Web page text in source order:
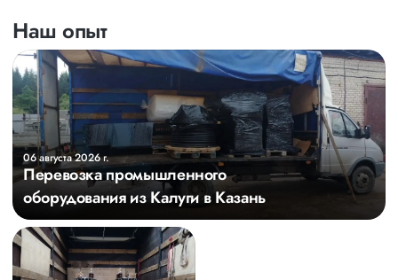
Наш опыт
06 августа 2026 г.
Перевозка промышленного
оборудования из Калуги в Казань